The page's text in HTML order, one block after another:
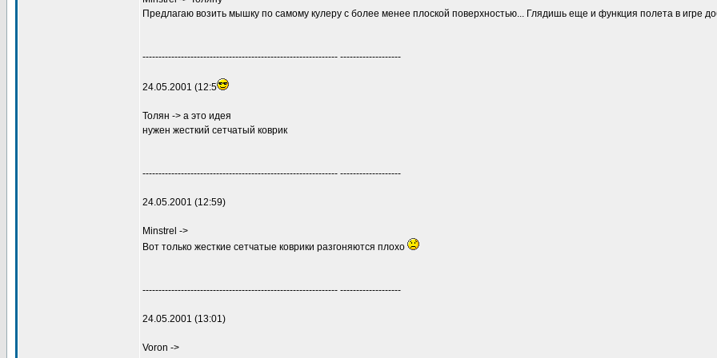
Предлагаю возить мышку по самому кулеру с более менее плоской поверхностью... Глядишь еще и функция полета в игре
------------------------------------------------------------- -------------------
24.05.2001 (12:5
Толян -> а это идея
нужен жесткий сетчатый коврик
------------------------------------------------------------- -------------------
24.05.2001 (12:59)
Minstrel ->
Вот только жесткие сетчатые коврики разгоняются плохо
------------------------------------------------------------- -------------------
24.05.2001 (13:01)
Voron ->